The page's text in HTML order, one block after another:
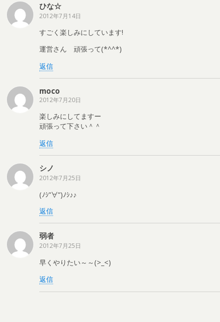
ひな☆
2012年7月14日
すごく楽しみにしています!
運営さん 頑張って(*^^*)
返信
moco
2012年7月20日
楽しみにしてますー
頑張って下さい＾＾
返信
シノ
2012年7月25日
(ﾉｼ”∀”)ﾉｼ♪♪
返信
弱者
2012年7月25日
早くやりたい～～(>_<)
返信